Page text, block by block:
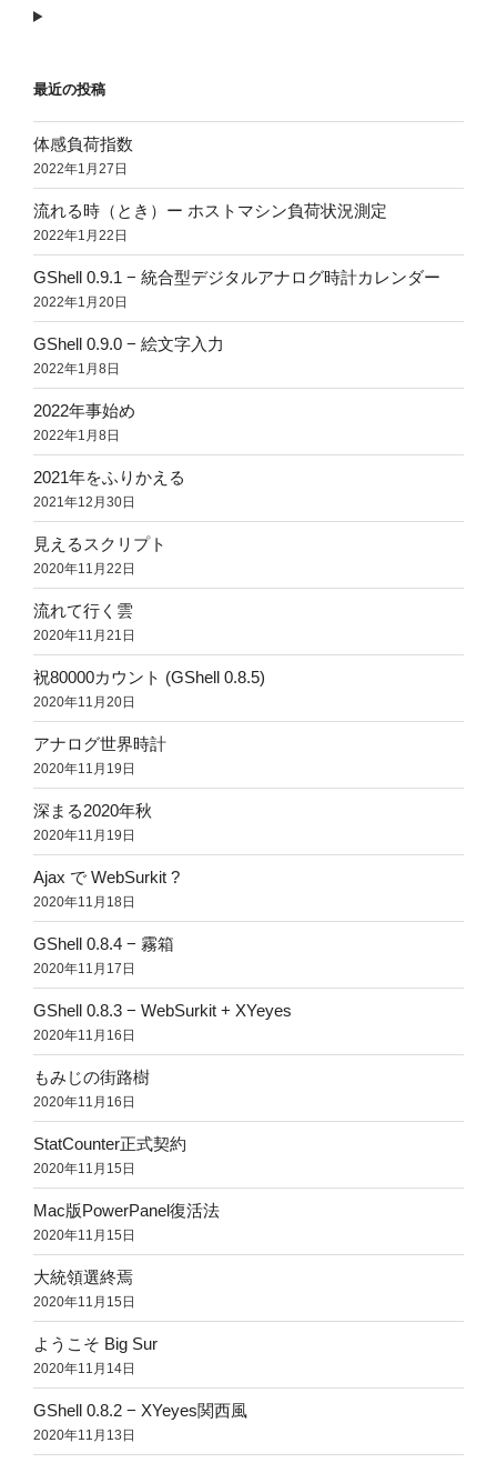
最近の投稿
体感負荷指数
2022年1月27日
流れる時（とき）ー ホストマシン負荷状況測定
2022年1月22日
GShell 0.9.1 − 統合型デジタルアナログ時計カレンダー
2022年1月20日
GShell 0.9.0 − 絵文字入力
2022年1月8日
2022年事始め
2022年1月8日
2021年をふりかえる
2021年12月30日
見えるスクリプト
2020年11月22日
流れて行く雲
2020年11月21日
祝80000カウント (GShell 0.8.5)
2020年11月20日
アナログ世界時計
2020年11月19日
深まる2020年秋
2020年11月19日
Ajax で WebSurkit ?
2020年11月18日
GShell 0.8.4 − 霧箱
2020年11月17日
GShell 0.8.3 − WebSurkit + XYeyes
2020年11月16日
もみじの街路樹
2020年11月16日
StatCounter正式契約
2020年11月15日
Mac版PowerPanel復活法
2020年11月15日
大統領選終焉
2020年11月15日
ようこそ Big Sur
2020年11月14日
GShell 0.8.2 − XYeyes関西風
2020年11月13日